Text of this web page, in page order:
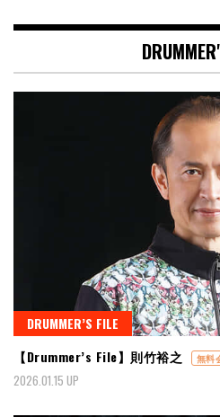
DRUMMER’S FILE
【Drummer’s File】則竹裕之
無料
2026.01.15 UP